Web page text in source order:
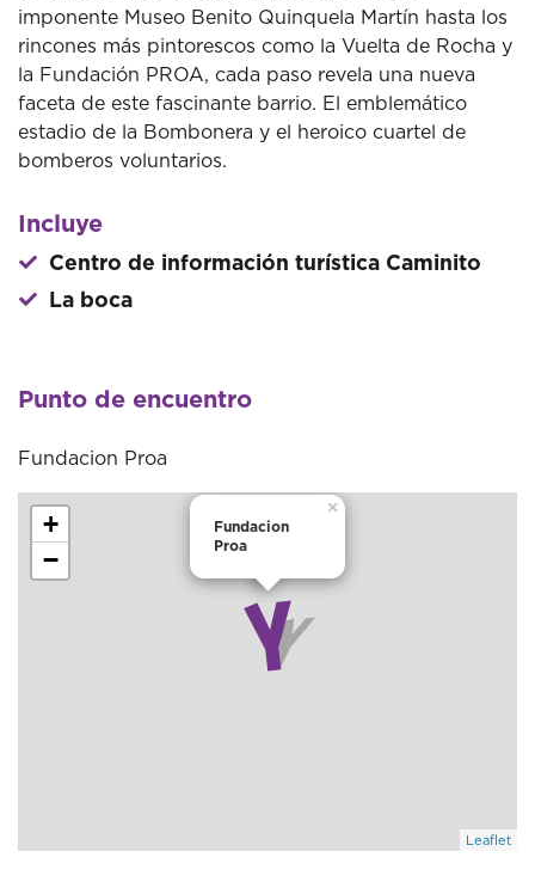
imponente Museo Benito Quinquela Martín hasta los
rincones más pintorescos como la Vuelta de Rocha y
la Fundación PROA, cada paso revela una nueva
faceta de este fascinante barrio. El emblemático
estadio de la Bombonera y el heroico cuartel de
bomberos voluntarios.
Incluye
Centro de información turística Caminito
La boca
Punto de encuentro
Fundacion Proa
Fundacion
Proa
×
+
−
Leaflet